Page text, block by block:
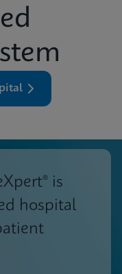
is
hospital